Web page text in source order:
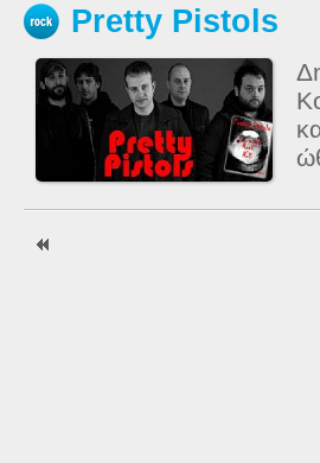
Pretty Pistols